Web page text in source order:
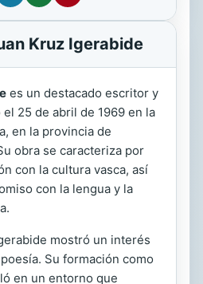
Kruz Igerabide
es un destacado escritor y
25 de abril de 1969 en la
en la provincia de
obra se caracteriza por
con la cultura vasca, así
con la lengua y la
mostró un interés
Su formación como
en un entorno que